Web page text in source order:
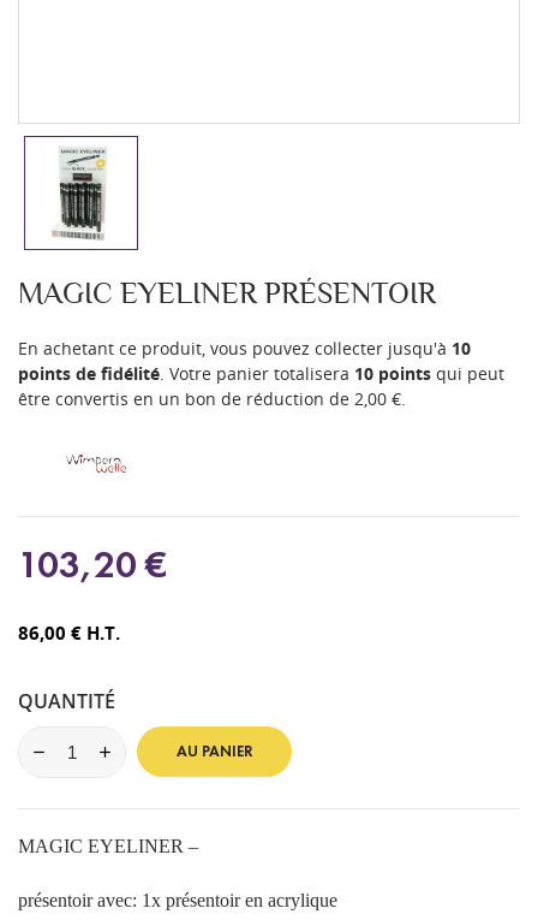
MAGIC EYELINER PRÉSENTOIR
En achetant ce produit, vous pouvez collecter jusqu'à 10
points de fidélité . Votre panier totalisera 10 points qui peut
être convertis en un bon de réduction de 2,00 €
103,20 €
86,00 € H.T.
QUANTITÉ
AU PANIER
MAGIC EYELINER –
présentoir avec: 1x présentoir en acrylique